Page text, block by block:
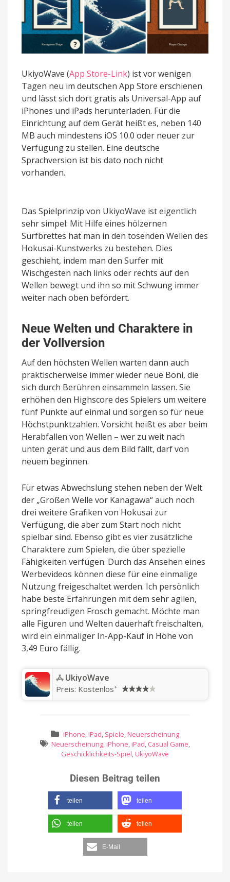
UkiyoWave (App Store-Link) ist vor wenigen
Tagen neu im deutschen App Store erschienen
und lässt sich dort gratis als Universal-App auf
iPhones und iPads herunterladen. Für die
Einrichtung auf dem Gerät heißt es, neben 140
MB auch mindestens iOS 10.0 oder neuer zur
Verfügung zu stellen. Eine deutsche
Sprachversion ist bis dato noch nicht
vorhanden.
Das Spielprinzip von UkiyoWave ist eigentlich
sehr simpel: Mit Hilfe eines hölzernen
Surfbrettes hat man in den tosenden Wellen des
Hokusai-Kunstwerks zu bestehen. Dies
geschieht, indem man den Surfer mit
Wischgesten nach links oder rechts auf den
Wellen bewegt und ihn so mit Schwung immer
weiter nach oben befördert.
Neue Welten und Charaktere in
der Vollversion
Auf den höchsten Wellen warten dann auch
praktischerweise immer wieder neue Boni, die
sich durch Berühren einsammeln lassen. Sie
erhöhen den Highscore des Spielers um weitere
fünf Punkte auf einmal und sorgen so für neue
Höchstpunktzahlen. Vorsicht heißt es aber beim
Herabfallen von Wellen – wer zu weit nach
unten gerät und aus dem Bild fällt, darf von
neuem beginnen.
Für etwas Abwechslung stehen neben der Welt
der „Großen Welle vor Kanagawa“ auch noch
drei weitere Grafiken von Hokusai zur
Verfügung, die aber zum Start noch nicht
spielbar sind. Ebenso gibt es vier zusätzliche
Charaktere zum Spielen, die über spezielle
Fähigkeiten verfügen. Durch das Ansehen eines
Werbevideos können diese für eine einmalige
Nutzung freigeschaltet werden. Ich persönlich
habe beste Erfahrungen mit dem sehr agilen,
springfreudigen Frosch gemacht. Möchte man
alle Figuren und Welten dauerhaft freischalten,
wird ein einmaliger In-App-Kauf in Höhe von
3,49 Euro fällig.
‎UkiyoWave
Preis: Kostenlos+
iPhone, iPad, Spiele, Neuerscheinung
Neuerscheinung, iPhone, iPad, Casual Game,
Geschicklichkeits-Spiel, UkiyoWave
Diesen Beitrag teilen
teilen teilen
teilen teilen
E-Mail